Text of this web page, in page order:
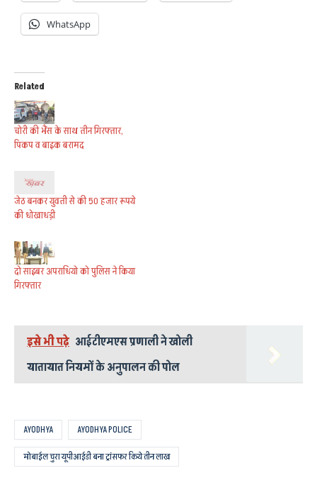
WhatsApp
Related
चोरी की भैंस के साथ तीन गिरफ्तार,
पिकप व बाइक बरामद
जेठ बनकर युवती से की 50 हजार रूपये
की धोखाधड़ी
दो साइबर अपराधियो को पुलिस ने किया
गिरफ्तार
इसे भी पढ़े आईटीएमएस प्रणाली ने खोली
यातायात नियमों के अनुपालन की पोल
AYODHYA AYODHYA POLICE
मोबाईल चुरा यूपीआईडी बना ट्रांसफर किये तीन लाख